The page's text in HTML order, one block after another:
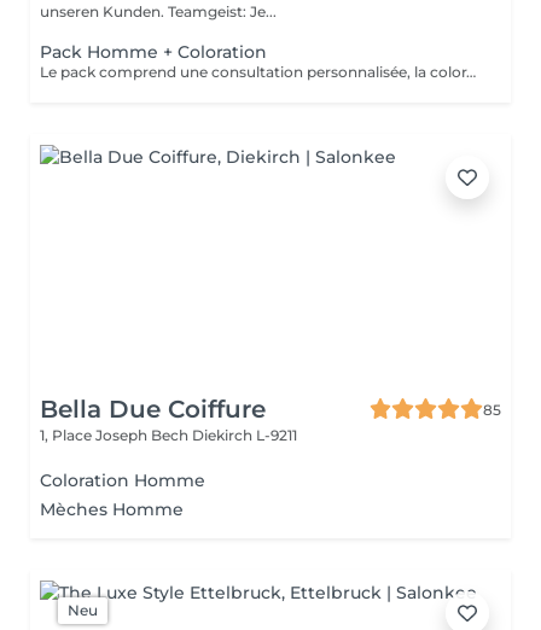
unseren Kunden. Teamgeist: Je...
Pack Homme + Coloration
Le pack comprend une consultation personnalisée, la coloration avec les produits LOREAL PROFESSIONNEL , shampooing et conditionneur spécifiques REDKEN , la coupe IGORANCE ( finitions sur cheveux secs) , les produits de styling REDKEN * Tarifs à titre indicatifs à confirmer après la consultation personnalisée établit auprès de votre coiffeur/stylist/spécialiste * La direction se réserve le droit d’apporter des modifications pour le bon fonctionnement du salon
Bella Due Coiffure
85
1, Place Joseph Bech Diekirch L-9211
Coloration Homme
Mèches Homme
Neu